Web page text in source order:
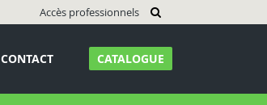
Accès professionnels
CONTACT CATALOGUE